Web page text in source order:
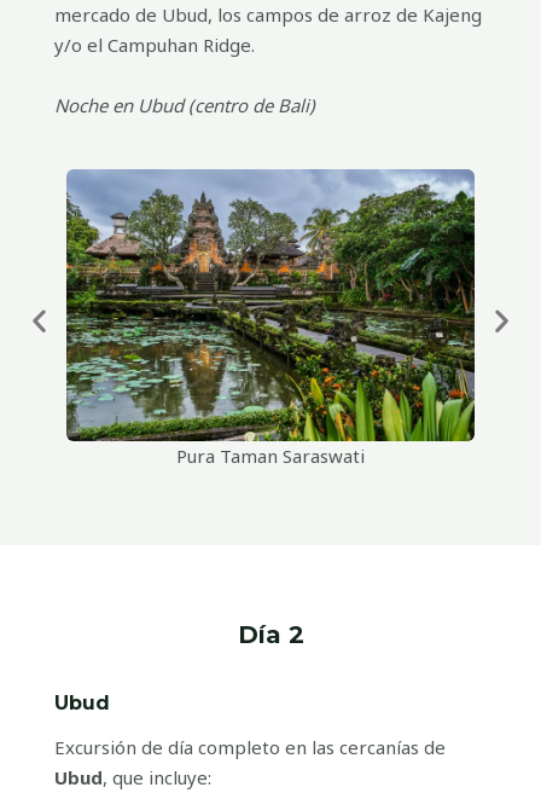
mercado de Ubud, los campos de arroz de Kajeng
y/o el Campuhan Ridge.
Noche en Ubud (centro de Bali)
Pura Taman Saraswati
Día 2
Ubud
Excursión de día completo en las cercanías de
Ubud, que incluye: